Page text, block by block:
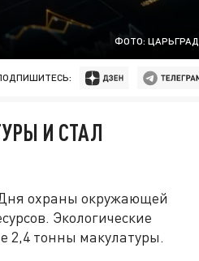
ФОТО: ЦАРЬГРАД
И СТАЛ
охраны окружающей
Экологические
2,4 тонны макулатуры.